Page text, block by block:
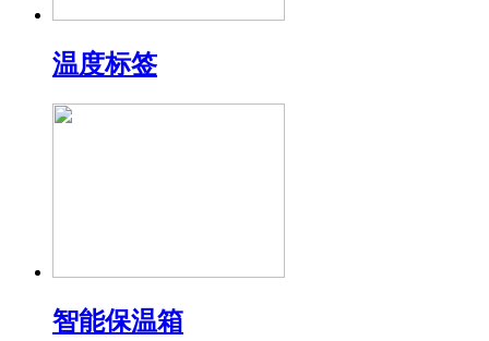
温度标签
智能保温箱